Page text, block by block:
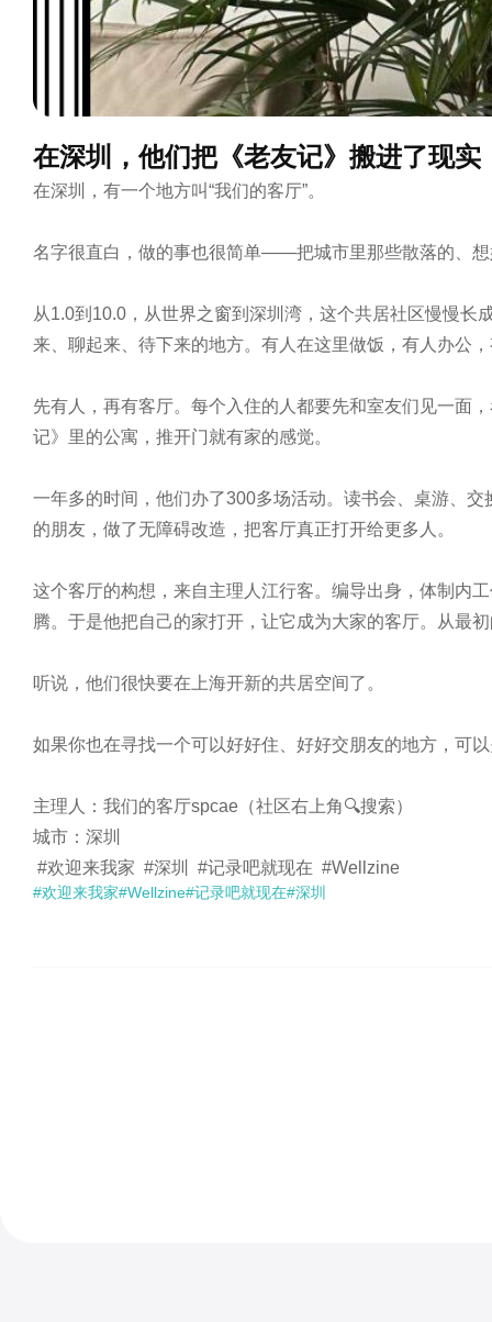
在深圳，他们把《老友记》搬进了现实
在深圳，有一个地方叫“我们的客厅”。
名字很直白，做的事也很简单——把城市里那些散落的、
从1.0到10.0，从世界之窗到深圳湾，这个共居社区慢慢
来、聊起来、待下来的地方。有人在这里做饭，有人办公
先有人，再有客厅。每个入住的人都要先和室友们见一面
记》里的公寓，推开门就有家的感觉。
一年多的时间，他们办了300多场活动。读书会、桌游、
的朋友，做了无障碍改造，把客厅真正打开给更多人。
这个客厅的构想，来自主理人江行客。编导出身，体制内
腾。于是他把自己的家打开，让它成为大家的客厅。从最
听说，他们很快要在上海开新的共居空间了。
如果你也在寻找一个可以好好住、好好交朋友的地方，可
主理人：我们的客厅spcae（社区右上角🔍搜索）
城市：深圳
#欢迎来我家  #深圳  #记录吧就现在  #Wellzine
#欢迎来我家#Wellzine#记录吧就现在#深圳